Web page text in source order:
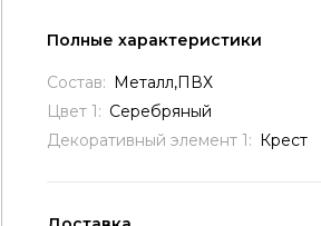
Полные характеристики
Состав: Металл,ПВХ
Цвет 1: Серебряный
Декоративный элемент 1: Крест